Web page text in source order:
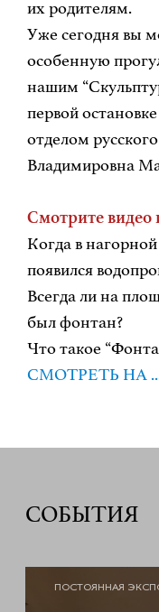
их родителям.
Уже сегодня вы
особенную
нашим
первой
отделом
Владимировна
Смотрите видео
Когда в
появился
Всегда ли на
был фонтан?
Что такое
СМОТРЕТЬ НА
СОБЫТИЯ
ПОСТОЯННАЯ